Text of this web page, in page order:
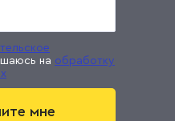
на обработку
мне